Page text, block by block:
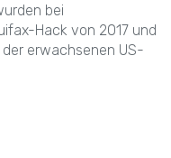
bei
Hack von 2017 und
erwachsenen US-